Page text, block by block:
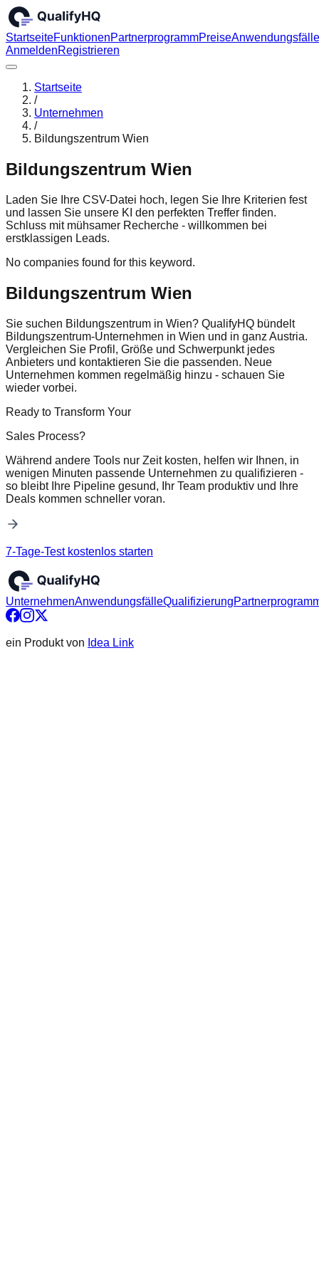
StartseiteFunktionenPartnerprogrammPreiseAnwendungsfälle
AnmeldenRegistrieren
Startseite
/
Unternehmen
/
Bildungszentrum Wien
Bildungszentrum Wien
Laden Sie Ihre CSV-Datei hoch, legen Sie Ihre Kriterien fest
und lassen Sie unsere KI den perfekten Treffer finden.
Schluss mit mühsamer Recherche - willkommen bei
erstklassigen Leads.
No companies found for this keyword.
Bildungszentrum Wien
Sie suchen Bildungszentrum in Wien? QualifyHQ bündelt
Bildungszentrum-Unternehmen in Wien und in ganz Austria.
Vergleichen Sie Profil, Größe und Schwerpunkt jedes
Anbieters und kontaktieren Sie die passenden. Neue
Unternehmen kommen regelmäßig hinzu - schauen Sie
wieder vorbei.
Ready to Transform Your
Sales Process?
Während andere Tools nur Zeit kosten, helfen wir Ihnen, in
wenigen Minuten passende Unternehmen zu qualifizieren -
so bleibt Ihre Pipeline gesund, Ihr Team produktiv und Ihre
Deals kommen schneller voran.
7-Tage-Test kostenlos starten
UnternehmenAnwendungsfälleQualifizierung
ein Produkt von Idea Link